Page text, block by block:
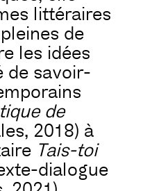
littéraires
de
les idées
de savoir-
de
2018) à
Tais-toi
dialogue